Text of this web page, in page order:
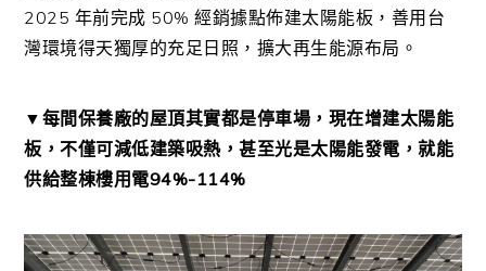
2025 年前完成 50% 經銷據點佈建太陽能板，善用台
灣環境得天獨厚的充足日照，擴大再生能源布局。
▼每間保養廠的屋頂其實都是停車場，現在增建太陽能
板，不僅可減低建築吸熱，甚至光是太陽能發電，就能
供給整棟樓用電94%-114%